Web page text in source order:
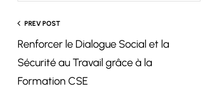
PREV POST
Renforcer le Dialogue Social et la
Sécurité au Travail grâce à la
Formation CSE